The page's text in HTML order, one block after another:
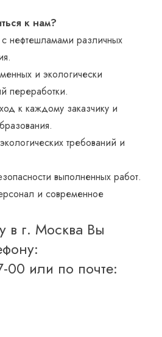
к нам?
нефтешламами различных
и экологически
переработки.
к каждому заказчику и
требований и
выполненных работ.
и современное
в г. Москва Вы
00 или по почте: